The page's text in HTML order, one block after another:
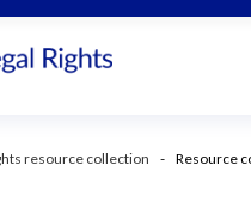
resource collection Resource